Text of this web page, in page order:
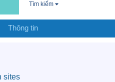
Tìm kiếm
Thông tin
sites